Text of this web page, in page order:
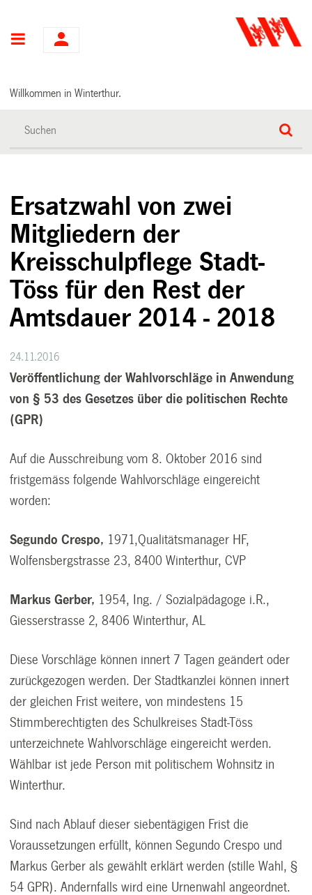
Hauptnavigation
Willkommen in Winterthur.
Ersatzwahl von zwei
Mitgliedern der
Kreisschulpflege Stadt-
Töss für den Rest der
Amtsdauer 2014 - 2018
24.11.2016
Veröffentlichung der Wahlvorschläge in Anwendung
von § 53 des Gesetzes über die politischen Rechte
(GPR)
Auf die Ausschreibung vom 8. Oktober 2016 sind
fristgemäss folgende Wahlvorschläge eingereicht
worden:
Segundo Crespo, 1971,Qualitätsmanager HF,
Wolfensbergstrasse 23, 8400 Winterthur, CVP
Markus Gerber, 1954, Ing. / Sozialpädagoge i.R.,
Giesserstrasse 2, 8406 Winterthur, AL
Diese Vorschläge können innert 7 Tagen geändert oder
zurückgezogen werden. Der Stadtkanzlei können innert
der gleichen Frist weitere, von mindestens 15
Stimmberechtigten des Schulkreises Stadt-Töss
unterzeichnete Wahlvorschläge eingereicht werden.
Wählbar ist jede Person mit politischem Wohnsitz in
Winterthur.
Sind nach Ablauf dieser siebentägigen Frist die
Voraussetzungen erfüllt, können Segundo Crespo und
Markus Gerber als gewählt erklärt werden (stille Wahl, §
54 GPR). Andernfalls wird eine Urnenwahl angeordnet.